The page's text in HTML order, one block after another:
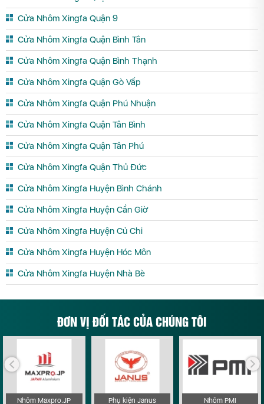
Cửa Nhôm Xingfa Quận 9
Cửa Nhôm Xingfa Quận Bình Tân
Cửa Nhôm Xingfa Quận Bình Thạnh
Cửa Nhôm Xingfa Quận Gò Vấp
Cửa Nhôm Xingfa Quận Phú Nhuận
Cửa Nhôm Xingfa Quận Tân Bình
Cửa Nhôm Xingfa Quận Tân Phú
Cửa Nhôm Xingfa Quận Thủ Đức
Cửa Nhôm Xingfa Huyện Bình Chánh
Cửa Nhôm Xingfa Huyện Cần Giờ
Cửa Nhôm Xingfa Huyện Củ Chi
Cửa Nhôm Xingfa Huyện Hóc Môn
Cửa Nhôm Xingfa Huyện Nhà Bè
ĐƠN VỊ ĐỐI TÁC CỦA CHÚNG TÔI
Nhôm Maxpro.JP Phụ kiện Janus Nhôm PMI